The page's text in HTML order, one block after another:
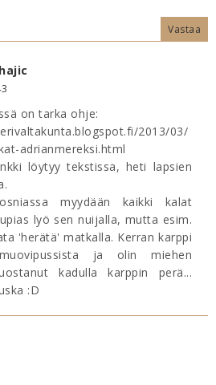
Vastaa
on tarka ohje:
2013/03/
adrianmereksi.html
löytyy tekstissa, heti lapsien
myydään kaikki kalat
lyö sen nuijalla, mutta esim.
'herätä' matkalla. Kerran karppi
ja olin miehen
kadulla karppin perä...
:D